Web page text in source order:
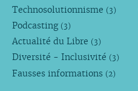
Technosolutionnisme (3)
Podcasting (3)
Actualité du Libre (3)
Diversité - Inclusivité (3)
Fausses informations (2)